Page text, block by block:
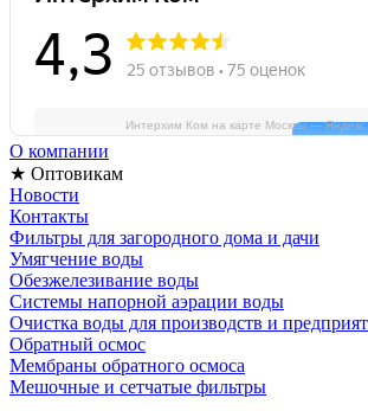
Интерхим Ком на карте Москвы —
О компании
★ Оптовикам
Новости
Контакты
Фильтры для загородного дома и дачи
Умягчение воды
Обезжелезивание воды
Системы напорной аэрации воды
Очистка воды для производств и
Обратный осмос
Мембраны обратного осмоса
Мешочные и сетчатые фильтры